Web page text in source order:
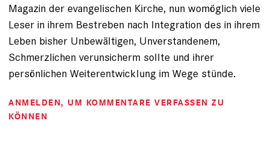
Magazin der evangelischen Kirche, nun womöglich viele
Leser in ihrem Bestreben nach Integration des in ihrem
Leben bisher Unbewältigen, Unverstandenem,
Schmerzlichen verunsicherm sollte und ihrer
persönlichen Weiterentwicklung im Wege stünde.
ANMELDEN, UM KOMMENTARE VERFASSEN ZU
KÖNNEN